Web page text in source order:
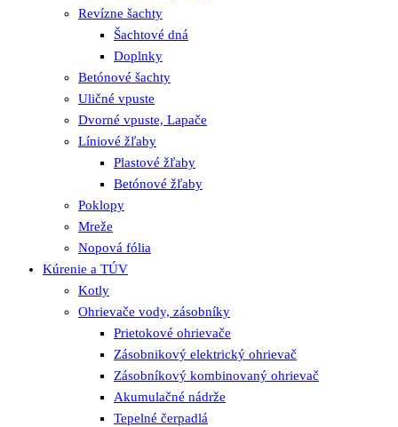
Revízne šachty
Šachtové dná
Doplnky
Betónové šachty
Uličné vpuste
Dvorné vpuste, Lapače
Líniové žľaby
Plastové žľaby
Betónové žľaby
Poklopy
Mreže
Nopová fólia
Kúrenie a TÚV
Kotly
Ohrievače vody, zásobníky
Prietokové ohrievače
Zásobnikový elektrický ohrievač
Zásobníkový kombinovaný ohrievač
Akumulačné nádrže
Tepelné čerpadlá